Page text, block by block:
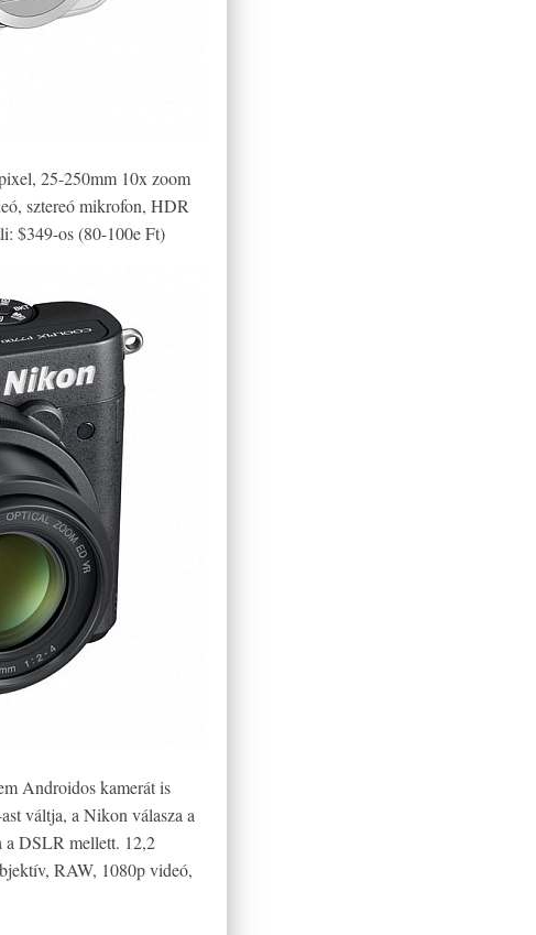
25-250mm 10x zoom
sztereó mikrofon, HDR
$349-os (80-100e Ft)
Androidos kamerát is
váltja, a Nikon válasza a
a DSLR mellett. 12,2
RAW, 1080p videó,